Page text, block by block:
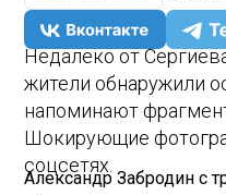
Недалеко от
жители обнаружили
напоминают
Шокирующие
соцсетях.
Александр Забродин с